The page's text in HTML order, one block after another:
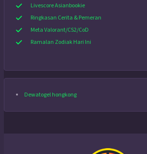
Livescore Asianbookie
Ringkasan Cerita & Pemeran
Meta Valorant/CS2/CoD
Ramalan Zodiak Hari Ini
Dewatogel hongkong